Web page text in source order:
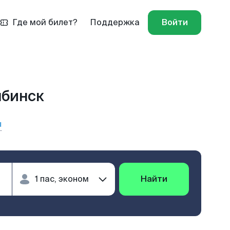
Где мой билет? Поддержка Войти
Найти